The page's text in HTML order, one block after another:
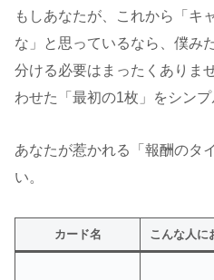
もしあなたが、これから「キ
な」と思っているなら、僕み
分ける必要はまったくありま
わせた「最初の1枚」をシン
あなたが惹かれる「報酬のタ
い。
カード名 こんな人に